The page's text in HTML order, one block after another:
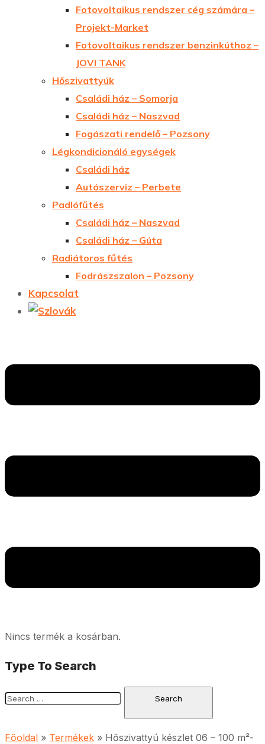
Fotovoltaikus rendszer cég számára –
Projekt-Market
Fotovoltaikus rendszer benzinkúthoz –
JOVI TANK
Hőszivattyúk
Családi ház – Somorja
Családi ház – Naszvad
Fogászati rendelő – Pozsony
Légkondicionáló egységek
Családi ház
Autószerviz – Perbete
Padlófűtés
Családi ház – Naszvad
Családi ház – Gúta
Radiátoros fűtés
Fodrászszalon – Pozsony
Kapcsolat
Nincs termék a kosárban.
Type To Search
Főoldal » Termékek » Hőszivattyú készlet 06 – 100 m²-